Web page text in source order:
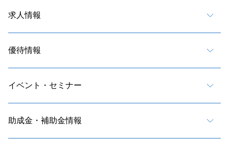
求人情報
優待情報
イベント・セミナー
助成金・補助金情報